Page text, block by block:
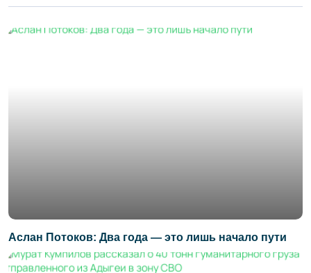
Аслан Потоков: Два года — это лишь начало пути